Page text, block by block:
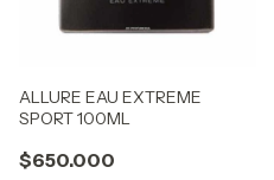
ALLURE EAU EXTREME
SPORT 100ML
$650.000